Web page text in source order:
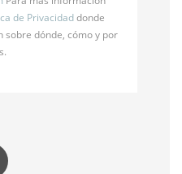
de Privacidaddonde
dónde, cómo y por